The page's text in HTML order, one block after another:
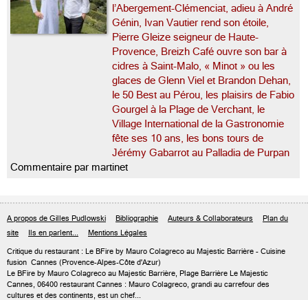
l’Abergement-Clémenciat, adieu à André
Génin, Ivan Vautier rend son étoile,
Pierre Gleize seigneur de Haute-
Provence, Breizh Café ouvre son bar à
cidres à Saint-Malo, « Minot » ou les
glaces de Glenn Viel et Brandon Dehan,
le 50 Best au Pérou, les plaisirs de Fabio
Gourgel à la Plage de Verchant, le
Village International de la Gastronomie
fête ses 10 ans, les bons tours de
Jérémy Gabarrot au Palladia de Purpan
Commentaire par martinet
A propos de Gilles Pudlowski Bibliographie Auteurs & Collaborateurs
Plan du
site
Ils en parlent... Mentions Légales
Critique du restaurant : Le BFire by Mauro Colagreco au Majestic Barrière - Cuisine
fusion Cannes (Provence-Alpes-Côte d'Azur)
Le BFire by Mauro Colagreco au Majestic Barrière, Plage Barrière Le Majestic
Cannes, 06400 restaurant Cannes : Mauro Colagreco, grandi au carrefour des
cultures et des continents, est un chef...